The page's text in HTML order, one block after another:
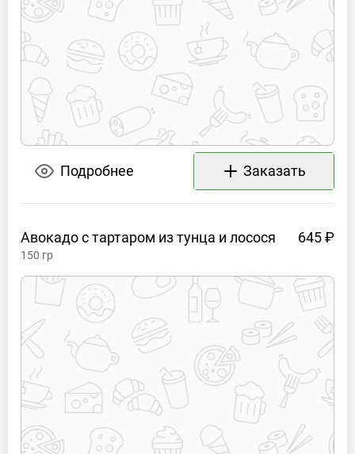
Подробнее Заказать
Авокадо с тартаром из тунца и лосося 645 ₽
150 гр